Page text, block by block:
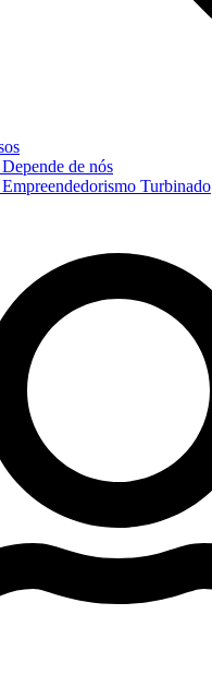
de nós
Turbinado